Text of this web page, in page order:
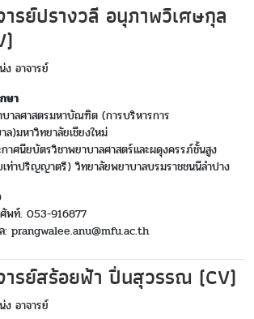
ารย์ปรางวลี อนุภาพวิเศษกุล
ง อาจารย์
ษา
าลศาสตรมหาบัณฑิต (การบริหารการ
ล)มหาวิทยาลัยเชียงใหม่
าศนียบัตรวิชาพยาบาลศาสตร์และผดุงครรภ์ชั้นสูง
เท่าปริญญาตรี) วิทยาลัยพยาบาลบรมราชชนนีลำปาง
พท์. 053-916877
: prangwalee.anu@mfu.ac.th
ารย์สร้อยฟ้า ปิ่นสุวรรณ (CV)
ง อาจารย์